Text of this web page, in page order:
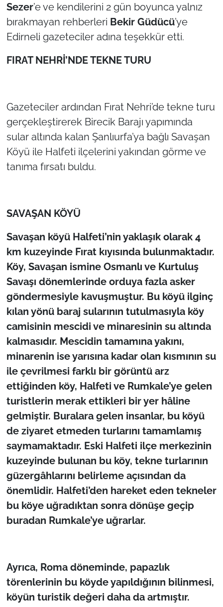
Sezer’e ve kendilerini 2 gün boyunca yalnız
bırakmayan rehberleri Bekir Güdücü’ye
Edirneli gazeteciler adına teşekkür etti.
FIRAT NEHRİ’NDE TEKNE TURU
Gazeteciler ardından Fırat Nehri’de tekne turu
gerçekleştirerek Birecik Barajı yapımında
sular altında kalan Şanlıurfa’ya bağlı Savaşan
Köyü ile Halfeti ilçelerini yakından görme ve
tanıma fırsatı buldu.
SAVAŞAN KÖYÜ
Savaşan köyü Halfeti’nin yaklaşık olarak 4
km kuzeyinde Fırat kıyısında bulunmaktadır.
Köy, Savaşan ismine Osmanlı ve Kurtuluş
Savaşı dönemlerinde orduya fazla asker
göndermesiyle kavuşmuştur. Bu köyü ilginç
kılan yönü baraj sularının tutulmasıyla köy
camisinin mescidi ve minaresinin su altında
kalmasıdır. Mescidin tamamına yakını,
minarenin ise yarısına kadar olan kısmının su
ile çevrilmesi farklı bir görüntü arz
ettiğinden köy, Halfeti ve Rumkale’ye gelen
turistlerin merak ettikleri bir yer hâline
gelmiştir. Buralara gelen insanlar, bu köyü
de ziyaret etmeden turlarını tamamlamış
saymamaktadır. Eski Halfeti ilçe merkezinin
kuzeyinde bulunan bu köy, tekne turlarının
güzergâhlarını belirleme açısından da
önemlidir. Halfeti’den hareket eden tekneler
bu köye uğradıktan sonra dönüşe geçip
buradan Rumkale’ye uğrarlar.
Ayrıca, Roma döneminde, papazlık
törenlerinin bu köyde yapıldığının bilinmesi,
köyün turistik değeri daha da artmıştır.